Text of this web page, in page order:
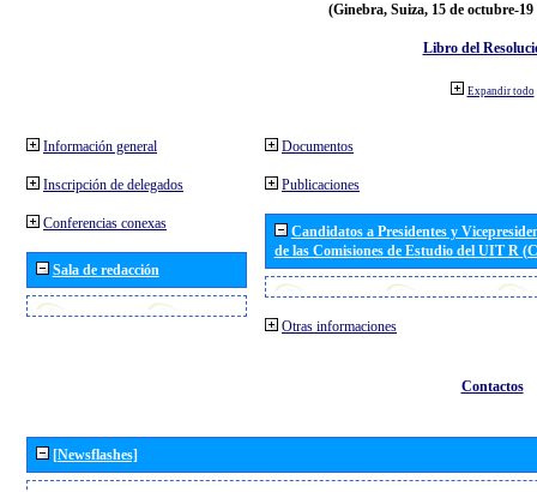
(Ginebra, Suiza, 15 de octubre-19
Libro del
Expandir todo
Información general
Inscripción de delegados
Conferencias conexas
Sala de redacción
Documentos
Publicaciones
Candidatos a Presidentes y
de las Comisiones de Estudio del UIT R
Otras informaciones
Contactos
[Newsflashes]